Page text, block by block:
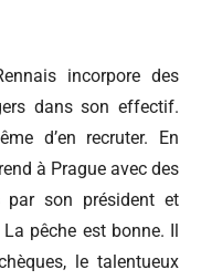
incorpore des
dans son effectif.
d’en recruter. En
à Prague avec des
par son président et
pêche est bonne. Il
le talentueux